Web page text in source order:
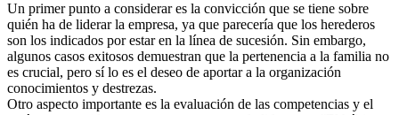
Un primer punto a considerar es la convicción que se tiene sobre
quién ha de liderar la empresa, ya que parecería que los herederos
son los indicados por estar en la línea de sucesión. Sin embargo,
algunos casos exitosos demuestran que la pertenencia a la familia no
es crucial, pero sí lo es el deseo de aportar a la organización
conocimientos y destrezas.
Otro aspecto importante es la evaluación de las competencias y el